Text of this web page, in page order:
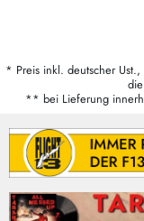
* Preis inkl. deutscher Ust.,
** bei Lieferung